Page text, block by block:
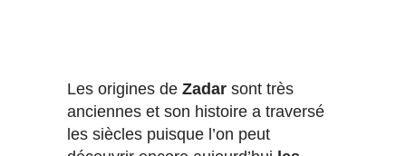
Les origines de Zadar sont très
anciennes et son histoire a traversé
les siècles puisque l’on peut